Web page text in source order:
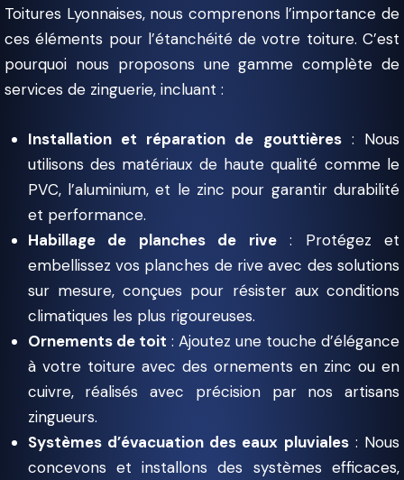
Toitures Lyonnaises, nous comprenons l’importance de
ces éléments pour l’étanchéité de votre toiture. C’est
pourquoi nous proposons une gamme complète de
services de zinguerie, incluant :
Installation et réparation de gouttières: Nous
utilisons des matériaux de haute qualité comme le
PVC, l’aluminium, et le zinc pour garantir durabilité
et performance.
Habillage de planches de rive: Protégez et
embellissez vos planches de rive avec des solutions
sur mesure, conçues pour résister aux conditions
climatiques les plus rigoureuses.
Ornements de toit : Ajoutez une touche d’élégance
à votre toiture avec des ornements en zinc ou en
cuivre, réalisés avec précision par nos artisans
zingueurs.
Systèmes d’évacuation des eaux pluviales: Nous
concevons et installons des systèmes efficaces,